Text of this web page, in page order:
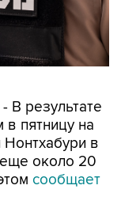
В результате
пятницу на
в
еще около 20
сообщает